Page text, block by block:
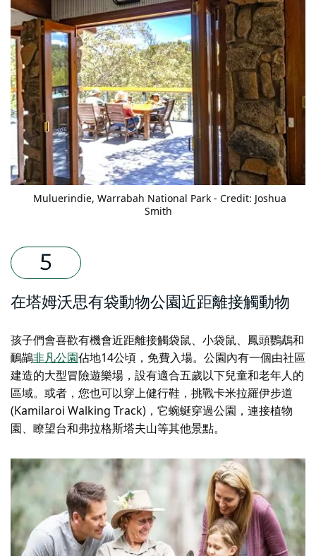
Muluerindie, Warrabah National Park - Credit: Joshua
Smith
在塔姆沃思有袋動物公園近距離接觸動物
孩子們會喜歡有機會近距離接觸袋鼠、小袋鼠、鳳頭鸚鵡和
鴯鶓非凡公園佔地14公頃，免費入場。公園內有一個由社區
建造的大型冒險遊樂場，設有適合五歲以下兒童和老年人的
區域。或者，您也可以穿上健行鞋，挑戰卡米拉羅伊步道
(Kamilaroi Walking Track)，它蜿蜒穿過公園，連接植物
園、瞭望台和弗拉格斯塔夫山等其他景點。